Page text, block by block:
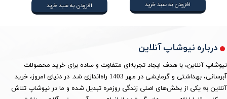
افزودن به سبد خرید افزودن به سبد خرید
درباره نیوشاپ آنلاین
نیوشاپ آنلاین، با هدف ایجاد تجربه‌ای متفاوت و ساده برای خرید محصولات
آبرسانی، بهداشتی و گرمایشی در مهر 1403 راه‌اندازی شد. در دنیای امروز، خرید
آنلاین به یکی از بخش‌های اصلی زندگی روزمره تبدیل شده و ما در نیوشاپ تلاش